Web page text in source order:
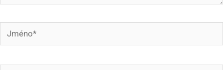
Jméno*